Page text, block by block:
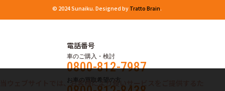
© 2024 Sunaiku. Designed by Tratto Brain.
電話番号
車のご購入・検討
0800-812-7987
お車の買取希望の方
当ウェブサイトでは、お客様により良いサービスをご提供するた